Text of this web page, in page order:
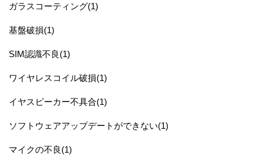
ガラスコーティング(1)
基盤破損(1)
SIM認識不良(1)
ワイヤレスコイル破損(1)
イヤスピーカー不具合(1)
ソフトウェアアップデートができない(1)
マイクの不良(1)